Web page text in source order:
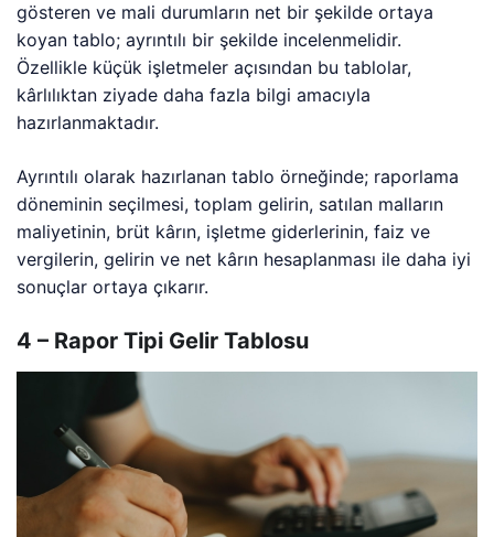
gösteren ve mali durumların net bir şekilde ortaya
koyan tablo; ayrıntılı bir şekilde incelenmelidir.
Özellikle küçük işletmeler açısından bu tablolar,
kârlılıktan ziyade daha fazla bilgi amacıyla
hazırlanmaktadır.
Ayrıntılı olarak hazırlanan tablo örneğinde; raporlama
döneminin seçilmesi, toplam gelirin, satılan malların
maliyetinin, brüt kârın, işletme giderlerinin, faiz ve
vergilerin, gelirin ve net kârın hesaplanması ile daha iyi
sonuçlar ortaya çıkarır.
4 – Rapor Tipi Gelir Tablosu